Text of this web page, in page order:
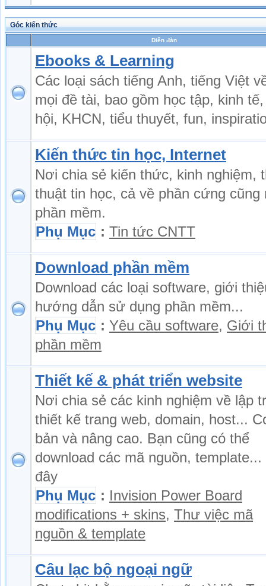
Góc kiến thức
Diễn đàn
Ebooks & Learning
Các loại sách tiếng Anh, tiếng Việt
mọi đề tài, bao gồm học tập, kinh
hội, KHCN, tiểu thuyết, fun,
Kiến thức tin học, Internet
Nơi chia sẻ kiến thức, kinh nghiệm,
thuật tin học, cả về phần cứng cũng
phần mềm.
Phụ Mục : Tin tức CNTT
Download phần mềm
Download các loại software, giới
hướng dẫn sử dụng phần mềm...
Phụ Mục : Yêu cầu software, Giới
phần mềm
Thiết kế & phát triển website
Nơi chia sẻ các kinh nghiệm về lập
thiết kế trang web, domain, host...
bản và nâng cao. Bạn cũng có thể
download các mã nguồn,
đây
Phụ Mục : Invision Power Board
modifications + skins, Thư việc mã
nguồn & template
Câu lạc bộ ngoại ngữ